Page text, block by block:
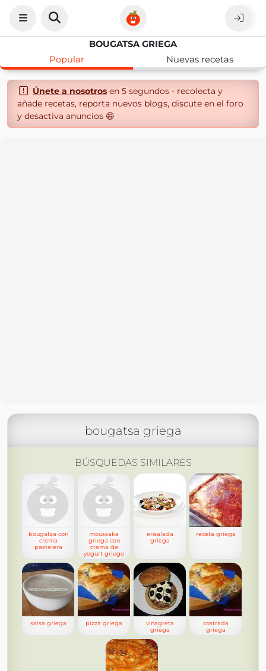
BOUGATSA GRIEGA
Popular
Nuevas recetas
Únete a nosotrosen 5 segundos - recolecta y
añade recetas, reporta nuevos blogs, discute en el foro
y desactiva anuncios 😄
bougatsa griega
BÚSQUEDAS SIMILARES
bougatsa con
crema
pastelera
moussaka
griega con
crema de
yogurt griego
ensalada
griega
receta griega
salsa griega pizza griega
vinagreta
griega
costrada
griega